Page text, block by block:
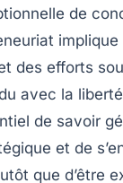
de
implique
des efforts
avec la
de savoir
et de
que d’être